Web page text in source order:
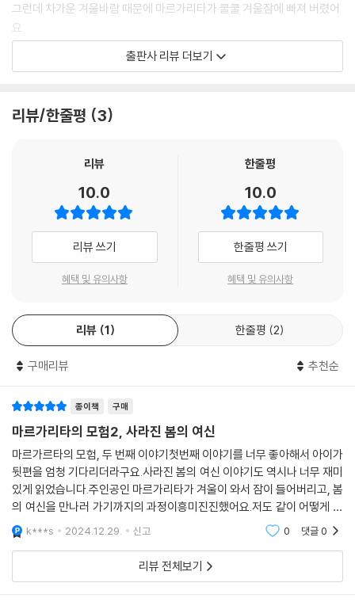
그런데 차가운 겨울바람 때문에 마르가리타가 쿨쿨 겨울잠에 빠져 버렸어
요.
“큰일 났어, 마르가리타! 어서 일어나!”
깨울 방법은 눈의 나라에 따뜻한 봄을 불러올 봄의 여신을 찾는 것뿐이에
겨울바람이 쌩쌩, 새하얀 설원을 배경으로 두 친구의 흥미진진한 모험담이
곰 마르가리타는 요리를 할 때 가장 행복한 요리사입니다. 누군가에게 맛
있는 음식을 만들어 대접하는 것이 마르가리타의 제일 큰 기쁨이지요.
에 자수를 놓습니다. 신이 날 때는 피리를 불어 흥겨운 분위기를 만들기도
해요.
개성 강한 두 친구는 언제 어디서나 같이하는 단짝입니다. 함께 모험을 떠
난 마르가리타와 마르첼로는 서로 돕고 위기를 극복하며 더욱 돈독한 사이
가 되지요. 한편, 둘에게 항상 위태로운 순간만 있는 것은 아닙니다. 모험을
통해 이전에는 알지 못했던 낯선 세계를 발견하고 새로운 친구를 만나는
특별한 경험도 하니까요. 마르가리타, 마르첼로는 새로운 세계의 친구들을
만나 다정한 마음으로 서로 이야기를 나누고 도움을 주고받으며 또 다른
우정을 쌓아 나갑니다.
출판사 리뷰 더보기
리뷰/한줄평 3
리뷰
10.0
리뷰 쓰기
혜택 및 유의사항
한줄평
10.0
한줄평 쓰기
혜택 및 유의사항
리뷰 1 한줄평 2
구매리뷰 추천순
종이책 구매
마르가리타의 모험2, 사라진 봄의 여신
마르가르타의 모험, 두 번째 이야기첫번째 이야기를 너무 좋아해서 아이가
뒷편을 엄청 기다리더라구요.사라진 봄의 여신 이야기도 역시나 너무 재미
있게 읽었습니다.주인공인 마르가리타가 겨울이 와서 잠이 들어버리고, 봄
의 여신을 만나러 가기까지의 과정이흥미진진했어요.저도 같이 어떻게 이
야기가 진행될지 기대하며 읽었습니다.아이들에게 딱 맞는 모험 이야기!
추천합니다^^
k***s 2024.12.29. 신고 0 댓글0
리뷰 전체보기